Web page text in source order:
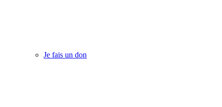
Je fais un don